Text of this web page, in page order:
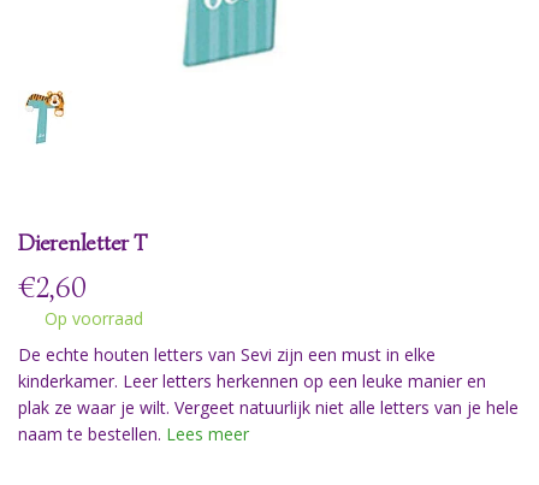
Dierenletter T
€2,60
Op voorraad
De echte houten letters van Sevi zijn een must in elke
kinderkamer. Leer letters herkennen op een leuke manier en
plak ze waar je wilt. Vergeet natuurlijk niet alle letters van je hele
naam te bestellen. Lees meer